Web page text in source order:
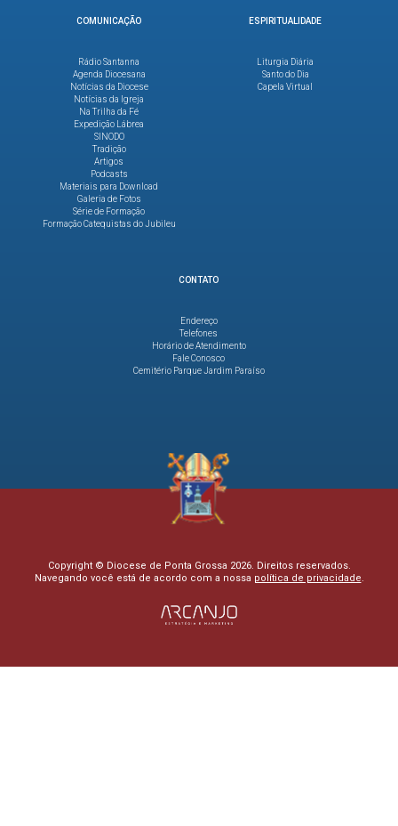
COMUNICAÇÃO
Rádio Santanna
Agenda Diocesana
Notícias da Diocese
Notícias da Igreja
Na Trilha da Fé
Expedição Lábrea
SINODO
Tradição
Artigos
Podcasts
Materiais para Download
Galeria de Fotos
Série de Formação
Formação Catequistas do Jubileu
ESPIRITUALIDADE
Liturgia Diária
Santo do Dia
Capela Virtual
CONTATO
Endereço
Telefones
Horário de Atendimento
Fale Conosco
Cemitério Parque Jardim Paraíso
Copyright © Diocese de Ponta Grossa 2026. Direitos reservados.
Navegando você está de acordo com a nossa política de privacidade